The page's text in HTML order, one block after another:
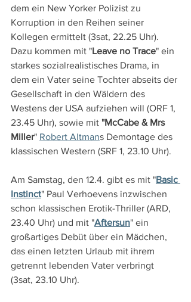
dem ein New Yorker Polizist zu
Korruption in den Reihen seiner
Kollegen ermittelt (3sat, 22.25 Uhr).
Dazu kommen mit "Leave no Trace" ein
starkes sozialrealistisches Drama, in
dem ein Vater seine Tochter abseits der
Gesellschaft in den Wäldern des
Westens der USA aufziehen will (ORF 1,
23.45 Uhr), sowie mit "McCabe & Mrs
Miller" Robert Altmans Demontage des
klassischen Western (SRF 1, 23.10 Uhr).
Am Samstag, den 12.4. gibt es mit "Basic
Instinct" Paul Verhoevens inzwischen
schon klassischen Erotik-Thriller (ARD,
23.40 Uhr) und mit "Aftersun" ein
großartiges Debüt über ein Mädchen,
das einen letzten Urlaub mit ihrem
getrennt lebenden Vater verbringt
(3sat, 23.10 Uhr).